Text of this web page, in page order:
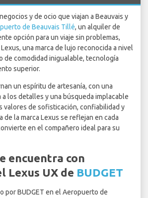
y de ocio que viajan a Beauvais y
de Beauvais Tillé, un alquiler de
opción para un viaje sin problemas,
una marca de lujo reconocida a nivel
de comodidad inigualable, tecnología
superior.
un espíritu de artesanía, con una
los detalles y una búsqueda implacable
valores de sofisticación, confiabilidad y
de la marca Lexus se reflejan en cada
en el compañero ideal para su
encuentra con
Lexus UX de BUDGET
por BUDGET en el Aeropuerto de